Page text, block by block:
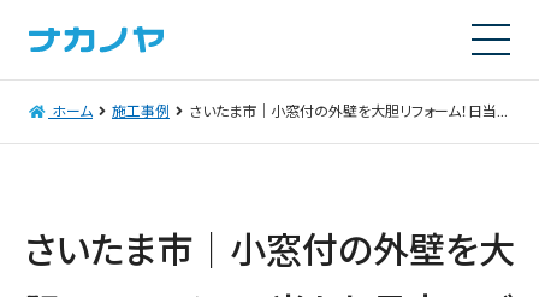
ホーム 施工事例 さいたま市｜小窓付の外壁を大胆リフォーム！日当たり最高のデッキへ
さいたま市｜小窓付の外壁を大